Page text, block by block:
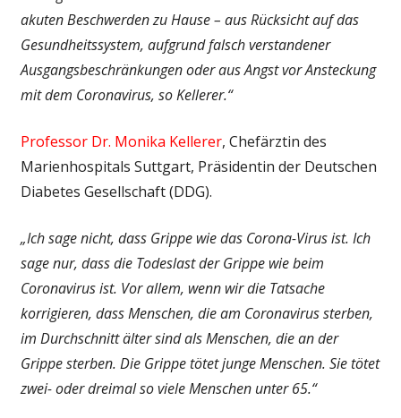
akuten Beschwerden zu Hause – aus Rücksicht auf das
Gesundheitssystem, aufgrund falsch verstandener
Ausgangsbeschränkungen oder aus Angst vor Ansteckung
mit dem Coronavirus, so Kellerer.“
Professor Dr. Monika Kellerer, Chefärztin des
Marienhospitals Suttgart, Präsidentin der Deutschen
Diabetes Gesellschaft (DDG).
„Ich sage nicht, dass Grippe wie das Corona-Virus ist. Ich
sage nur, dass die Todeslast der Grippe wie beim
Coronavirus ist. Vor allem, wenn wir die Tatsache
korrigieren, dass Menschen, die am Coronavirus sterben,
im Durchschnitt älter sind als Menschen, die an der
Grippe sterben. Die Grippe tötet junge Menschen. Sie tötet
zwei- oder dreimal so viele Menschen unter 65.“